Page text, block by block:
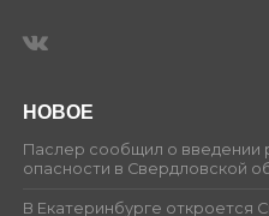
НОВОЕ
Паслер сообщил о введении
опасности в Свердловской
В Екатеринбурге откроется